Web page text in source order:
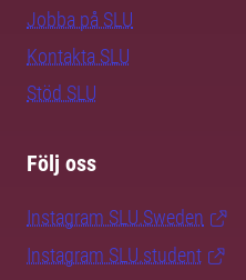
Jobba på SLU
Kontakta SLU
Stöd SLU
Följ oss
Instagram SLU.Sweden
Instagram SLU.student